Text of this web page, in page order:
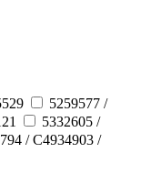
5259577 /
5332605 /
/ C4934903 /